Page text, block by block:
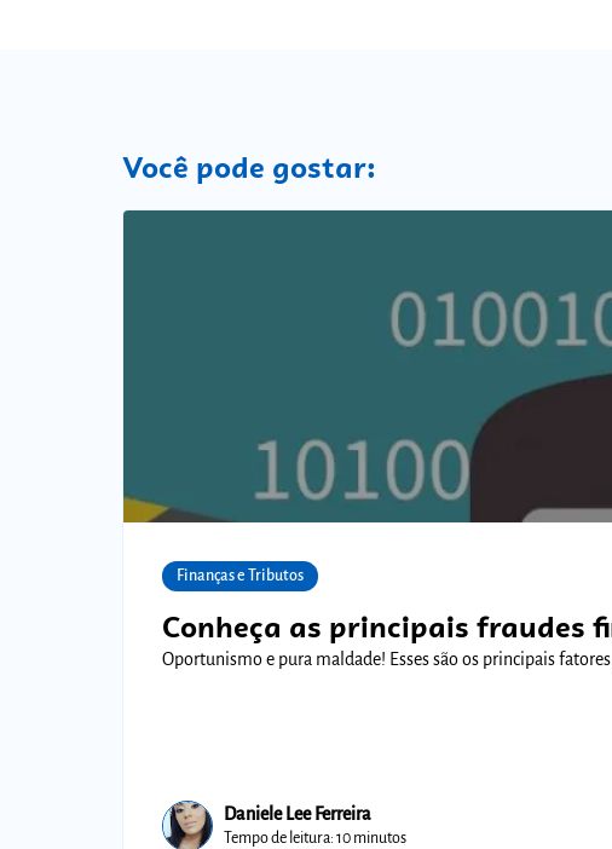
Você pode gostar:
Finanças e Tributos
Conheça as principais fraudes
Oportunismo e pura maldade! Esses são os principais
Daniele Lee Ferreira
Tempo de leitura: 10 minutos